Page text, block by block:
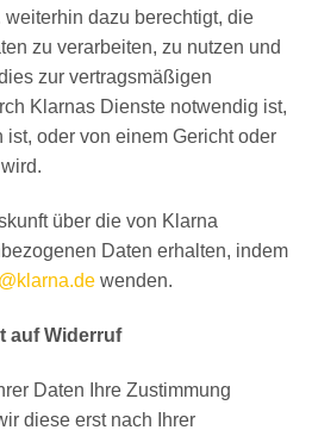
dazu berechtigt, die
zu verarbeiten, zu nutzen und
zur vertragsmäßigen
Klarnas Dienste notwendig ist,
oder von einem Gericht oder
über die von Klarna
Daten erhalten, indem
wenden.
auf Widerruf
Daten Ihre Zustimmung
diese erst nach Ihrer